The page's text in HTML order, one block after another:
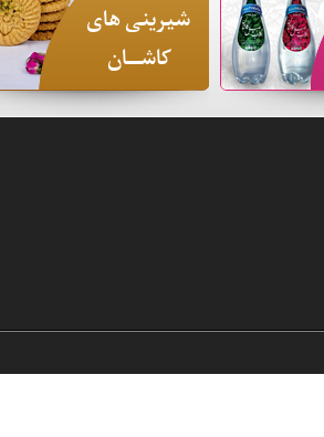
شیرینی های
کاشـــان